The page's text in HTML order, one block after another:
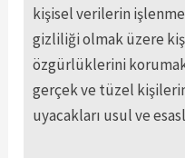
kişisel verilerin
gizliliği olmak üzere
özgürlüklerini
gerçek ve tüzel
uyacakları usul ve